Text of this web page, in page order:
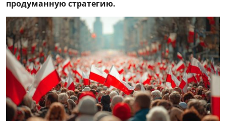
продуманную стратегию.